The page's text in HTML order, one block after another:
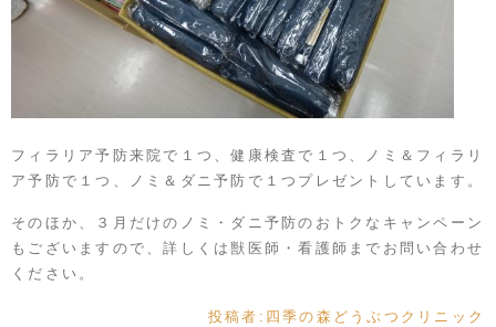
フィラリア予防来院で１つ、健康検査で１つ、ノミ＆フィラリ
ア予防で１つ、ノミ＆ダニ予防で１つプレゼントしています。
そのほか、３月だけのノミ・ダニ予防のおトクなキャンペーン
もございますので、詳しくは獣医師・看護師までお問い合わせ
ください。
投稿者: 四季の森どうぶつクリニック